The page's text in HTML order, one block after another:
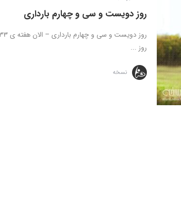
روز دویست و سی و چهارم بارداری
روز ...
نسخه